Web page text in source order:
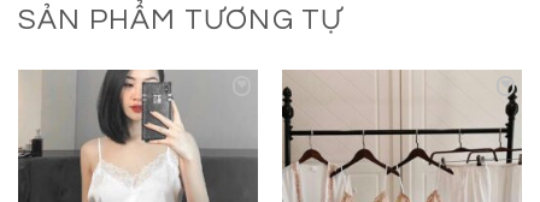
SẢN PHẨM TƯƠNG TỰ
Add to
wishlist